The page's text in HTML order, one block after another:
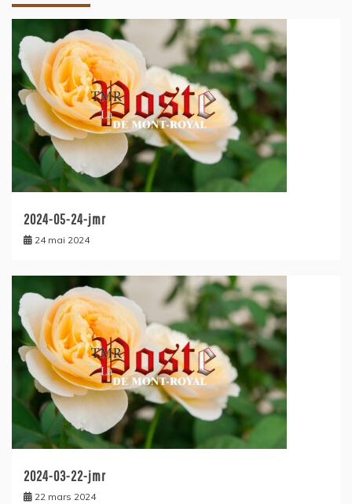
2024-05-24-jmr
24 mai 2024
2024-03-22-jmr
22 mars 2024